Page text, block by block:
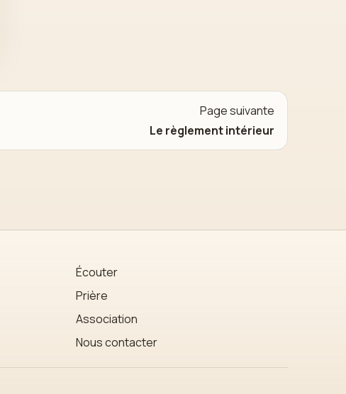
Page suivante
Le règlement intérieur
Écouter
Prière
Association
Nous contacter